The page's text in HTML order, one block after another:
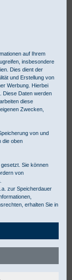
Boso
auf Ihrem
insbesondere
Dies dient der
und Erstellung von
Werbung. Hierbei
Diese Daten werden
diese
Zwecken,
von und
die oben
Sie können
von
zur Speicherdauer
erhalten Sie in